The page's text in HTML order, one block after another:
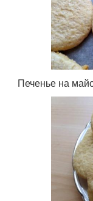
Печенье на